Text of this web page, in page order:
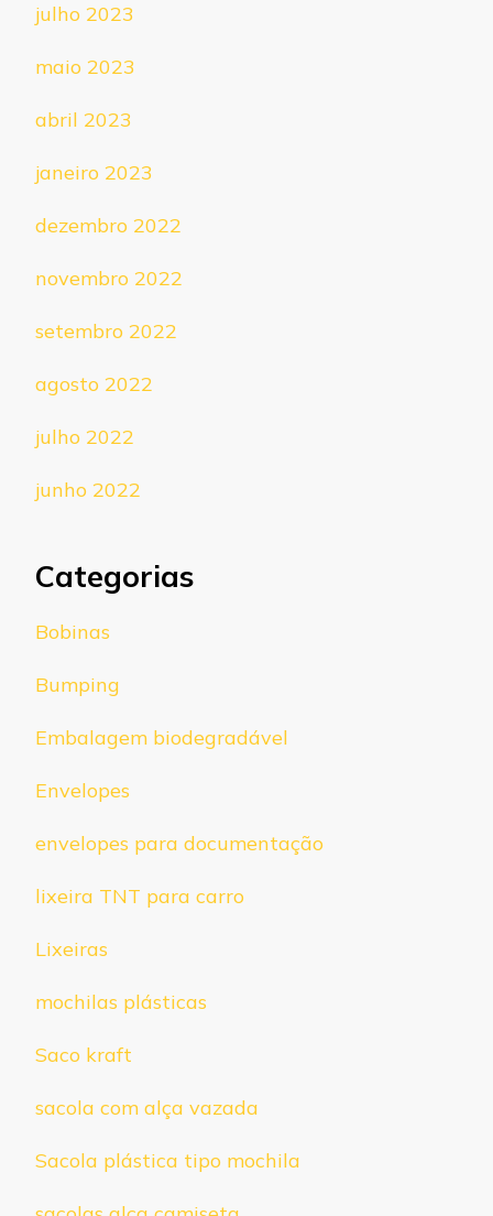
julho 2023
maio 2023
abril 2023
janeiro 2023
dezembro 2022
novembro 2022
setembro 2022
agosto 2022
julho 2022
junho 2022
Categorias
Bobinas
Bumping
Embalagem biodegradável
Envelopes
envelopes para documentação
lixeira TNT para carro
Lixeiras
mochilas plásticas
Saco kraft
sacola com alça vazada
Sacola plástica tipo mochila